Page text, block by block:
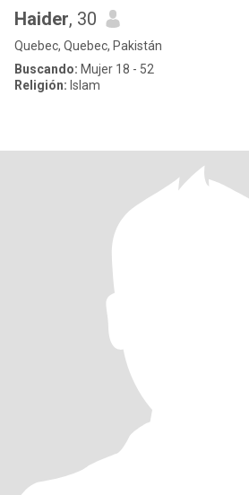
Haider, 30
Quebec, Quebec, Pakistán
Buscando: Mujer 18 - 52
Religión: Islam